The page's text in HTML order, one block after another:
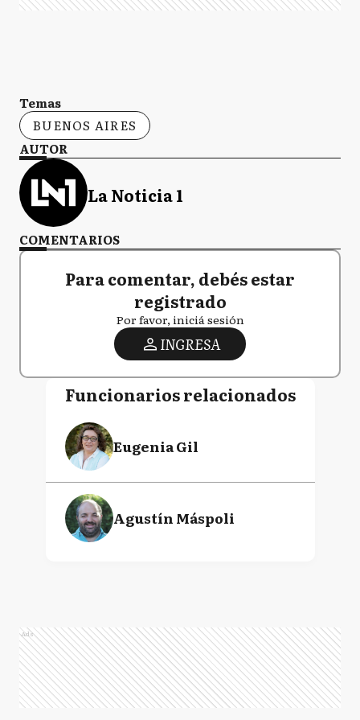
Temas
BUENOS AIRES
AUTOR
La Noticia 1
COMENTARIOS
Para comentar, debés estar
registrado
Por favor, iniciá sesión
INGRESA
Funcionarios relacionados
Eugenia Gil
Agustín Máspoli
Ads